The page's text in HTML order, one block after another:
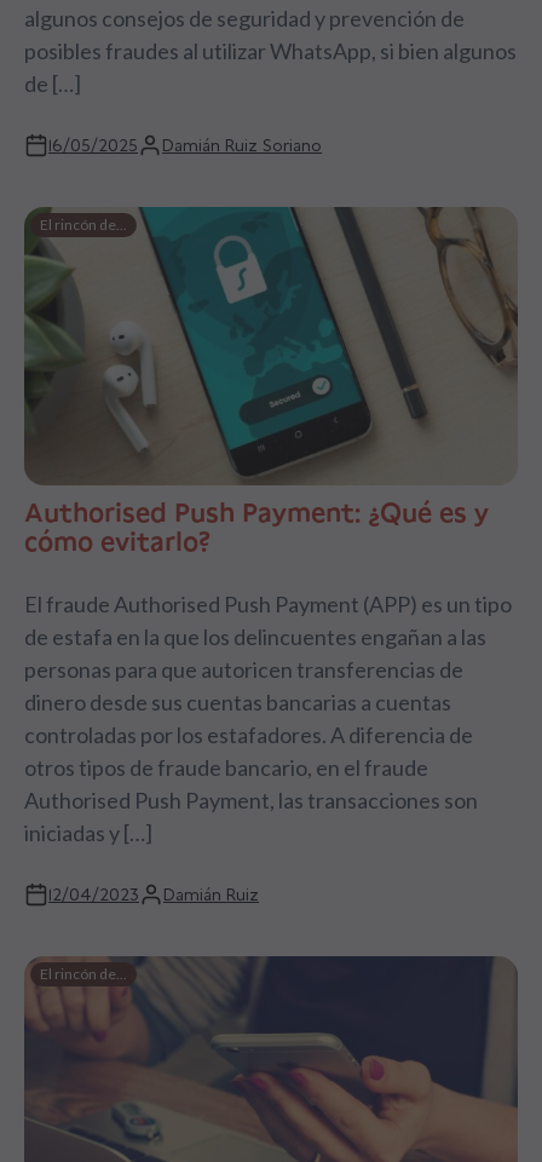
algunos consejos de seguridad y prevención de
posibles fraudes al utilizar WhatsApp, si bien algunos
de […]
16/05/2025 Damián Ruiz Soriano
El rincón de...
Authorised Push Payment: ¿Qué es y
cómo evitarlo?
El fraude Authorised Push Payment (APP) es un tipo
de estafa en la que los delincuentes engañan a las
personas para que autoricen transferencias de
dinero desde sus cuentas bancarias a cuentas
controladas por los estafadores. A diferencia de
otros tipos de fraude bancario, en el fraude
Authorised Push Payment, las transacciones son
iniciadas y […]
12/04/2023 Damián Ruiz
El rincón de...